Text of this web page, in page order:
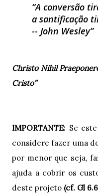
A conversão
a santificação
-- John Wesley
Christo Nihil
Cristo”
IMPORTANTE: Se
considere fazer uma
por menor que seja,
ajuda a cobrir os
deste projeto (cf. Gl